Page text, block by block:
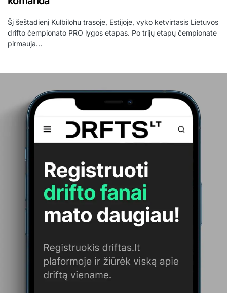
Šį šeštadienį Kulbilohu trasoje, Estijoje, vyko ketvirtasis Lietuvos
drifto čempionato PRO lygos etapas. Po trijų etapų čempionate
pirmauja…